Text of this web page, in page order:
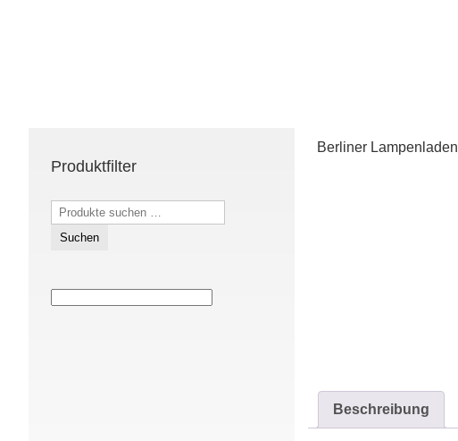
Produktfilter
Suchen
nach:
Suchen
Berliner Lampenladen
Beschreibung